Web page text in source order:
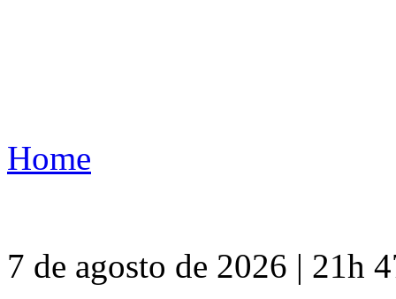
Home
7 de agosto de 2026 | 21h